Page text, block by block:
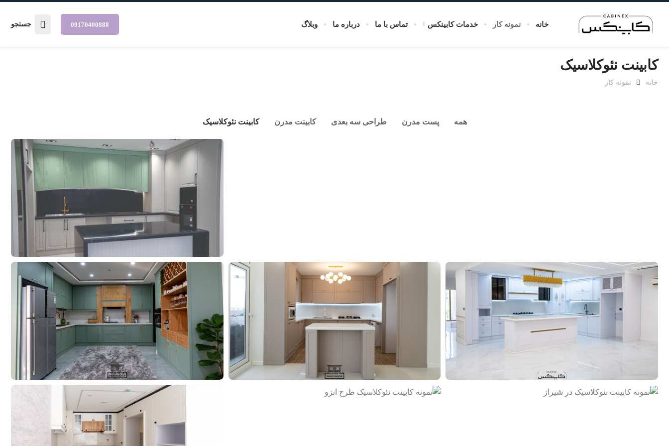
خانه نمونه کار خدمات کابینکس تماس با ما درباره ما وبلاگ 09170400888 جستجو
کابینت نئوکلاسیک
خانه نمونه کار
همه پست مدرن طراحی سه بعدی کابینت مدرن کابینت نئوکلاسیک